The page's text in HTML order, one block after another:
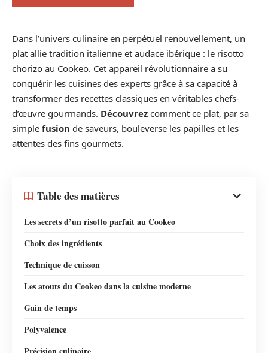
Dans l’univers culinaire en perpétuel renouvellement, un
plat allie tradition italienne et audace ibérique : le risotto
chorizo au Cookeo. Cet appareil révolutionnaire a su
conquérir les cuisines des experts grâce à sa capacité à
transformer des recettes classiques en véritables chefs-
d’œuvre gourmands. Découvrez comment ce plat, par sa
simple fusion de saveurs, bouleverse les papilles et les
attentes des fins gourmets.
Table des matières
Les secrets d’un risotto parfait au Cookeo
Choix des ingrédients
Technique de cuisson
Les atouts du Cookeo dans la cuisine moderne
Gain de temps
Polyvalence